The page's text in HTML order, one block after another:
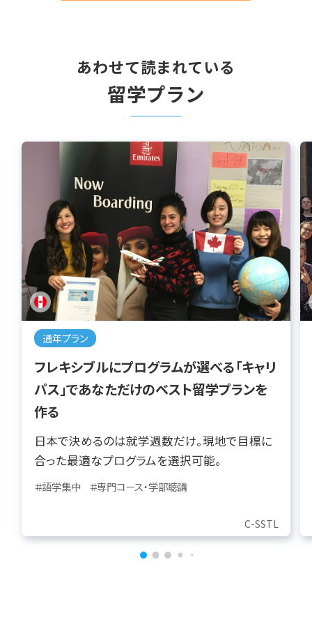
あわせて読まれている
留学プラン
通年プラン
フレキシブルにプログラムが選べる「キャリ
パス」であなただけのベスト留学プランを
作る
日本で決めるのは就学週数だけ。現地で目標に
合った最適なプログラムを選択可能。
＃語学集中 ＃専門コース・学部聴講
C-SSTL